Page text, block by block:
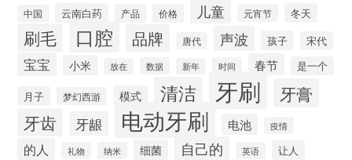
中国 云南白药 产品 价格 儿童 元宵节 冬天
刷毛 口腔 品牌 唐代 声波 孩子 宋代
宝宝 小米 放在 数据 新年 时间 春节 是一个
月子 梦幻西游 模式 清洁 牙刷 牙膏
牙齿 牙龈 电动牙刷 电池 疫情
的人 礼物 纳米 细菌 自己的 英语 让人